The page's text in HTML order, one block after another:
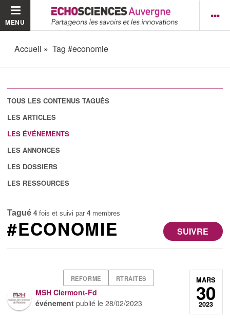
MENU
Accueil Tag #economie
TOUS LES CONTENUS TAGUÉS
LES ARTICLES
LES ÉVÉNEMENTS
LES ANNONCES
LES DOSSIERS
LES RESSOURCES
Tagué 4fois et suivi par4membres
SUIVRE
#ECONOMIE
REFORME RTRAITES
MSH Clermont-Fd
événement publié le28/02/2023
MARS
30
2023